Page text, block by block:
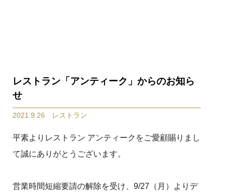
レストラン「アンティーク」からのお知ら
せ
2021.9.26 レストラン
平素よりレストラン アンティークをご愛顧賜りまし
て誠にありがとうございます。
営業時間短縮要請の解除を受け、9/27（月）よりデ